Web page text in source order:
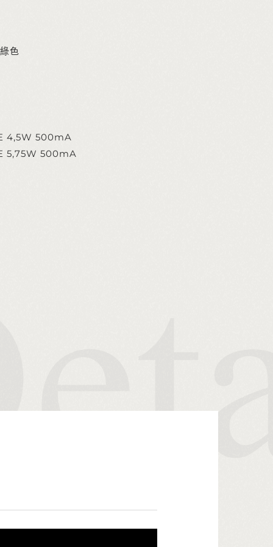
色
4,5W 500mA
5,75W 500mA